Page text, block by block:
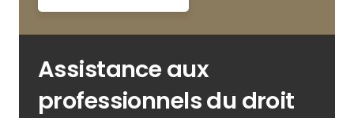
Assistance aux
professionnels du droit